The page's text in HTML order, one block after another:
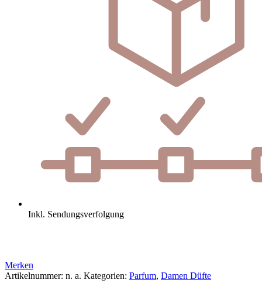
Inkl. Sendungsverfolgung
Merken
Artikelnummer: n. a. Kategorien: Parfum, Damen Düfte